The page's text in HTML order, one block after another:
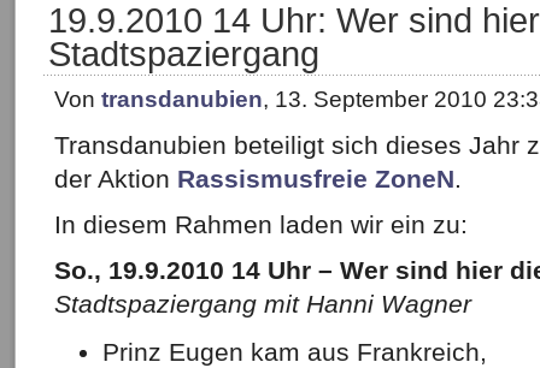
19.9.2010 14 Uhr: Wer sind
Stadtspaziergang
Von transdanubien, 13. September 2010
Transdanubien beteiligt sich dieses Jahr
der Aktion Rassismusfreie ZoneN.
In diesem Rahmen laden wir ein zu:
So., 19.9.2010 14 Uhr – Wer sind hier
Stadtspaziergang mit Hanni Wagner
Prinz Eugen kam aus Frankreich,